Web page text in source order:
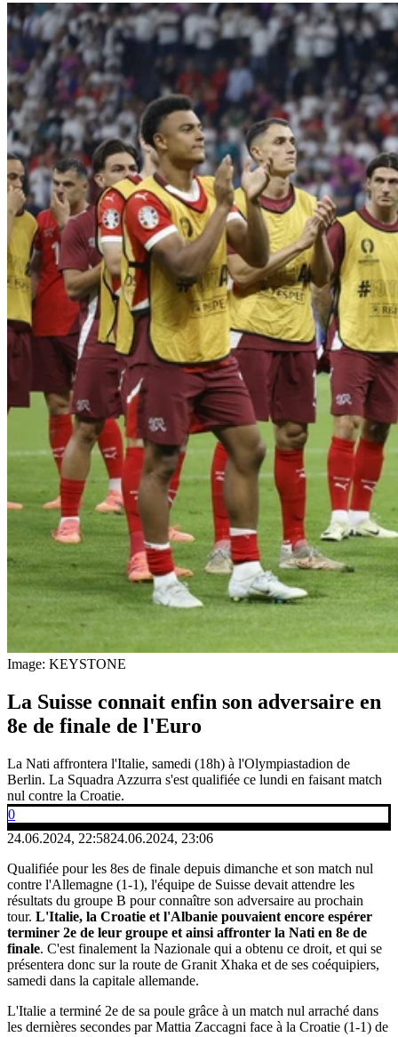
Image: KEYSTONE
La Suisse connait enfin son adversaire en
8e de finale de l'Euro
La Nati affrontera l'Italie, samedi (18h) à l'Olympiastadion de
Berlin. La Squadra Azzurra s'est qualifiée ce lundi en faisant match
nul contre la Croatie.
0
24.06.2024, 22:5824.06.2024, 23:06
Qualifiée pour les 8es de finale depuis dimanche et son match nul
contre l'Allemagne (1-1), l'équipe de Suisse devait attendre les
résultats du groupe B pour connaître son adversaire au prochain
tour. L'Italie, la Croatie et l'Albanie pouvaient encore espérer
terminer 2e de leur groupe et ainsi affronter la Nati en 8e de
finale. C'est finalement la Nazionale qui a obtenu ce droit, et qui se
présentera donc sur la route de Granit Xhaka et de ses coéquipiers,
samedi dans la capitale allemande.
L'Italie a terminé 2e de sa poule grâce à un match nul arraché dans
les dernières secondes par Mattia Zaccagni face à la Croatie (1-1) de